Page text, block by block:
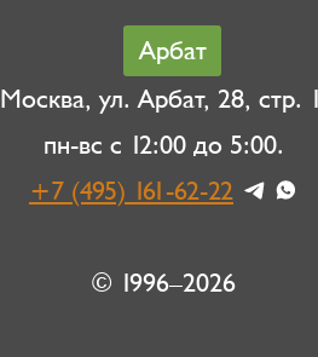
Арбат
Москва, ул. Арбат, 28, стр.
пн-вс с 12:00 до 5:00.
+7 (495) 161-62-22
© 1996–2026